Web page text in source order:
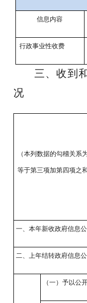
信息内容
行政事业性收费
三、收到
况
（本列数据的勾稽关系
等于第三项加第四项之和
一、本年新收政府信息
二、上年结转政府信息
（一）予以公